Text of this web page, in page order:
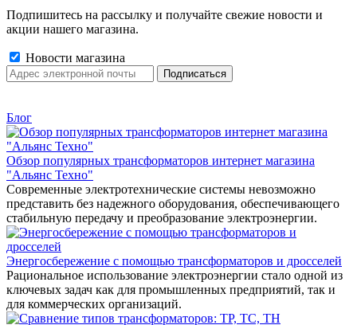
Подпишитесь на рассылку и получайте свежие новости и
акции нашего магазина.
Новости магазина
Блог
Обзор популярных трансформаторов интернет магазина
"Альянс Техно"
Современные электротехнические системы невозможно
представить без надежного оборудования, обеспечивающего
стабильную передачу и преобразование электроэнергии.
Энергосбережение с помощью трансформаторов и дросселей
Рациональное использование электроэнергии стало одной из
ключевых задач как для промышленных предприятий, так и
для коммерческих организаций.